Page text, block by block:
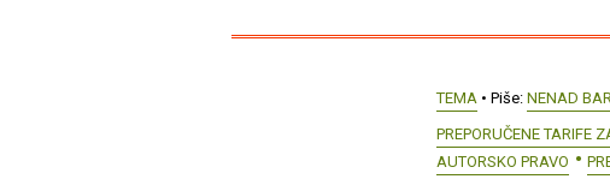
TEMA • Piše: NENAD
PREPORUČENE TARIFE
AUTORSKO PRAVO